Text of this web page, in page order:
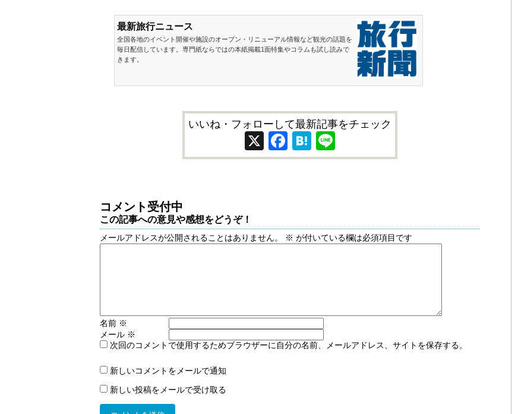
最新旅行ニュース
全国各地のイベント開催や施設のオープン・リニューアル情報など観光の話題を
毎日配信しています。専門紙ならではの本紙掲載1面特集やコラムも試し読みで
きます。
いいね・フォローして最新記事をチェック
X Facebook
Hatena
コメント受付中
この記事への意見や感想をどうぞ！
メールアドレスが公開されることはありません。 ※ が付いている欄は必須項目です
名前 ※
メール ※
次回のコメントで使用するためブラウザーに自分の名前、メールアドレス、サイトを保存する。
新しいコメントをメールで通知
新しい投稿をメールで受け取る